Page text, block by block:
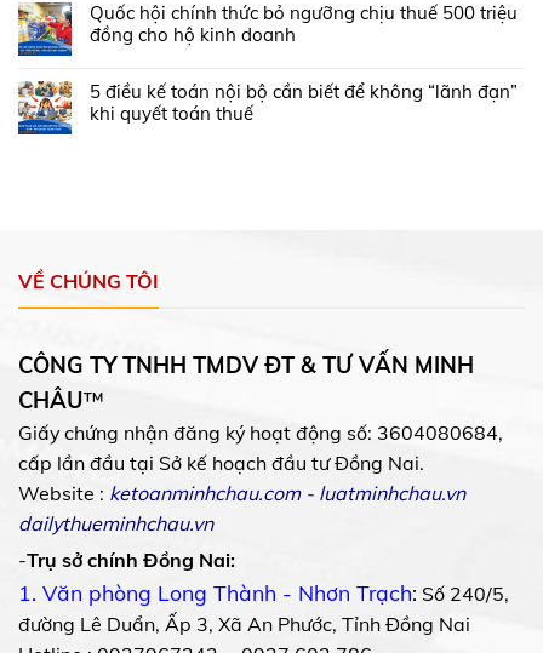
Quốc hội chính thức bỏ ngưỡng chịu thuế 500 triệu
đồng cho hộ kinh doanh
5 điều kế toán nội bộ cần biết để không “lãnh đạn”
khi quyết toán thuế
VỀ CHÚNG TÔI
CÔNG TY TNHH TMDV ĐT & TƯ VẤN MINH
CHÂU™
Giấy chứng nhận đăng ký hoạt động số: 3604080684,
cấp lần đầu tại Sở kế hoạch đầu tư Đồng Nai.
Website : ketoanminhchau.com- luatminhchau.vn
dailythueminhchau.vn
-Trụ sở chính Đồng Nai:
1. Văn phòng Long Thành - Nhơn Trạch: Số 240/5,
đường Lê Duẩn, Ấp 3, Xã An Phước, Tỉnh Đồng Nai